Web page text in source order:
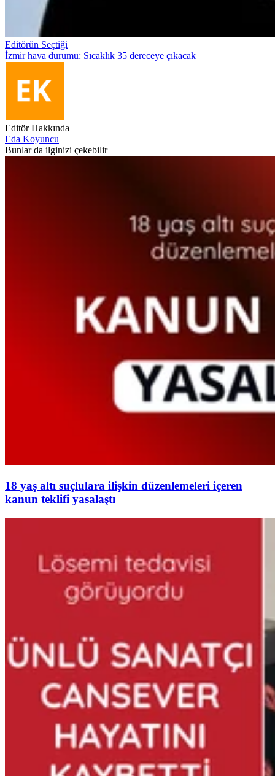
Editörün Seçtiği
İzmir hava durumu: Sıcaklık 35 dereceye çıkacak
Editör Hakkında
Eda Koyuncu
Bunlar da ilginizi çekebilir
18 yaş altı suçlulara ilişkin düzenlemeleri içeren
kanun teklifi yasalaştı